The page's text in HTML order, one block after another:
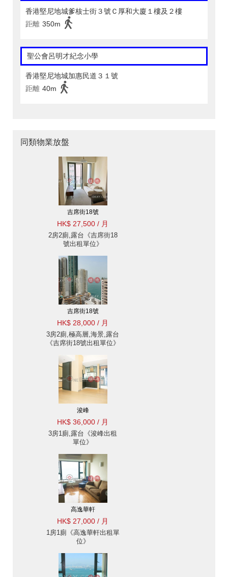
香港堅尼地城爹核士街３號Ｃ厚和大廈１樓及２樓
距離 350m
聖公會呂明才紀念小學
香港堅尼地城加惠民道３１號
距離 40m
同類物業放盤
吉席街18號
HK$ 27,500 / 月
2房2廁,露台《吉席街18
號出租單位》
吉席街18號
HK$ 28,000 / 月
3房2廁,極高層,海景,露台
《吉席街18號出租單位》
浚峰
HK$ 36,000 / 月
3房1廁,露台《浚峰出租
單位》
高逸華軒
HK$ 27,000 / 月
1房1廁《高逸華軒出租單
位》